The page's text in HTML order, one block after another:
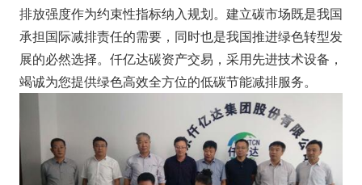
排放强度作为约束性指标纳入规划。建立碳市场既是我国
承担国际减排责任的需要，同时也是我国推进绿色转型发
展的必然选择。仟亿达碳资产交易，采用先进技术设备，
竭诚为您提供绿色高效全方位的低碳节能减排服务。